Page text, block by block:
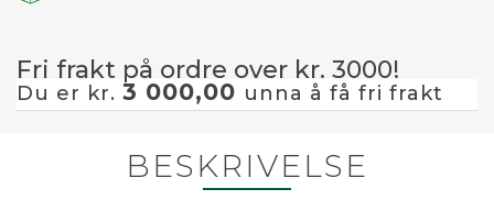
Fri frakt på ordre over kr. 3000!
Du er kr. 3 000,00 unna å få fri frakt
BESKRIVELSE